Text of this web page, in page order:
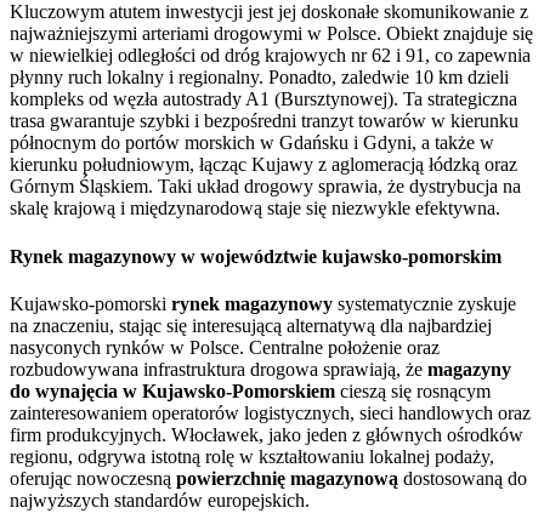
Kluczowym atutem inwestycji jest jej doskonałe skomunikowanie z
najważniejszymi arteriami drogowymi w Polsce. Obiekt znajduje się
w niewielkiej odległości od dróg krajowych nr 62 i 91, co zapewnia
płynny ruch lokalny i regionalny. Ponadto, zaledwie 10 km dzieli
kompleks od węzła autostrady A1 (Bursztynowej). Ta strategiczna
trasa gwarantuje szybki i bezpośredni tranzyt towarów w kierunku
północnym do portów morskich w Gdańsku i Gdyni, a także w
kierunku południowym, łącząc Kujawy z aglomeracją łódzką oraz
Górnym Śląskiem. Taki układ drogowy sprawia, że dystrybucja na
skalę krajową i międzynarodową staje się niezwykle efektywna.
Rynek magazynowy w województwie kujawsko-pomorskim
Kujawsko-pomorski rynek magazynowy systematycznie zyskuje
na znaczeniu, stając się interesującą alternatywą dla najbardziej
nasyconych rynków w Polsce. Centralne położenie oraz
rozbudowywana infrastruktura drogowa sprawiają, że magazyny
do wynajęcia w Kujawsko-Pomorskiem cieszą się rosnącym
zainteresowaniem operatorów logistycznych, sieci handlowych oraz
firm produkcyjnych. Włocławek, jako jeden z głównych ośrodków
regionu, odgrywa istotną rolę w kształtowaniu lokalnej podaży,
oferując nowoczesną powierzchnię magazynową dostosowaną do
najwyższych standardów europejskich.